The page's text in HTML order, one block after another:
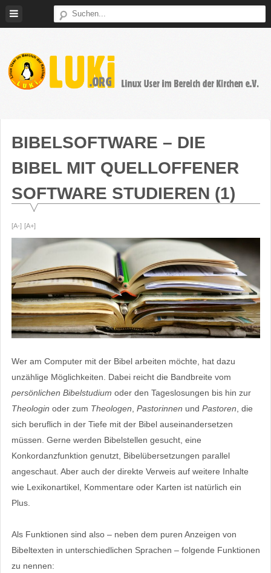
Bereich
der
BIBELSOFTWARE – DIE
BIBEL MIT QUELLOFFENER
SOFTWARE STUDIEREN (1)
[A-] [A+]
Wer am Computer mit der Bibel arbeiten möchte, hat dazu
unzählige Möglichkeiten. Dabei reicht die Bandbreite vom
persönlichen Bibelstudium oder den Tageslosungen bis hin zur
Theologin oder zum Theologen Pastorinnen und Pastoren , die
sich beruflich in der Tiefe mit der Bibel auseinandersetzen
müssen. Gerne werden Bibelstellen gesucht, eine
Konkordanzfunktion genutzt, Bibelübersetzungen parallel
angeschaut. Aber auch der direkte Verweis auf weitere Inhalte
wie Lexikonartikel, Kommentare oder Karten ist natürlich ein
Plus.
Als Funktionen sind also – neben dem puren Anzeigen von
Bibeltexten in unterschiedlichen Sprachen – folgende Funktionen
zu nennen: